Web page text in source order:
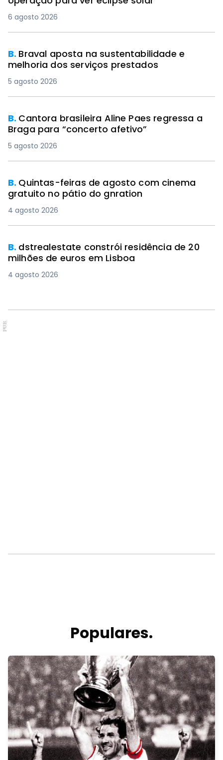
6 agosto 2026
B. Braval aposta na sustentabilidade e
melhoria dos serviços prestados
5 agosto 2026
B. Cantora brasileira Aline Paes regressa a
Braga para “concerto afetivo”
5 agosto 2026
B. Quintas-feiras de agosto com cinema
gratuito no pátio do gnration
4 agosto 2026
B. dstrealestate constrói residência de 20
milhões de euros em Lisboa
4 agosto 2026
PUB.
Populares.